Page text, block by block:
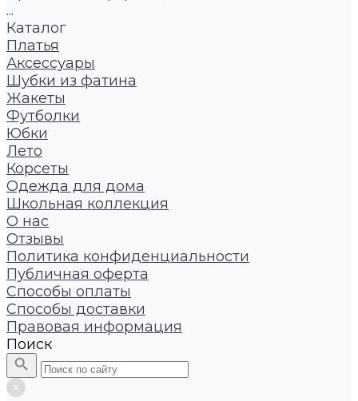
...
Каталог
Платья
Аксессуары
Шубки из фатина
Жакеты
Футболки
Юбки
Лето
Корсеты
Одежда для дома
Школьная коллекция
О нас
Отзывы
Политика конфиденциальности
Публичная оферта
Способы оплаты
Способы доставки
Правовая информация
Поиск